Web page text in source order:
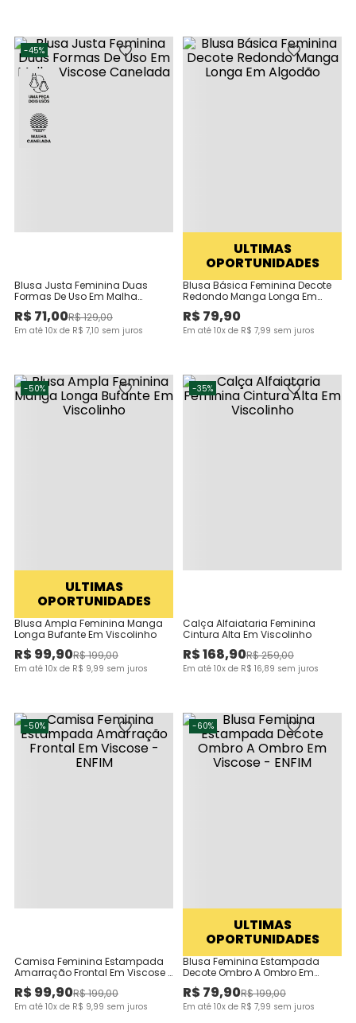
-45%
Blusa Justa Feminina Duas
Formas De Uso Em Malha
Viscose Canelada
R$71,00R$129,00
Em até 10x de R$ 7,10 sem juros
ULTIMAS
OPORTUNIDADES
Blusa Básica Feminina Decote
Redondo Manga Longa Em
Algodão
R$79,90
Em até 10x de R$ 7,99 sem juros
-50%
ULTIMAS
OPORTUNIDADES
Blusa Ampla Feminina Manga
Longa Bufante Em Viscolinho
R$99,90R$199,00
Em até 10x de R$ 9,99 sem juros
-35%
Calça Alfaiataria Feminina
Cintura Alta Em Viscolinho
R$168,90R$259,00
Em até 10x de R$ 16,89 sem juros
-50%
Camisa Feminina Estampada
Amarração Frontal Em Viscose -
ENFIM
R$99,90R$199,00
Em até 10x de R$ 9,99 sem juros
-60%
ULTIMAS
OPORTUNIDADES
Blusa Feminina Estampada
Decote Ombro A Ombro Em
Viscose - ENFIM
R$79,90R$199,00
Em até 10x de R$ 7,99 sem juros